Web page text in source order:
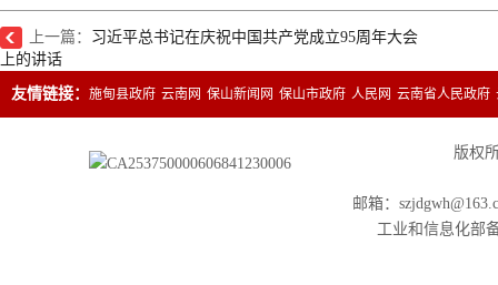
上一篇： 习近平总书记在庆祝中国共产党成立95周年大会
上的讲话
友情链接： 施甸县政府 云南网 保山新闻网 保山市政府 人民网 云南省人民政府
版权
邮箱：
工业和信息化部